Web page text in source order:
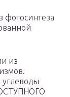
фотосинтеза
из